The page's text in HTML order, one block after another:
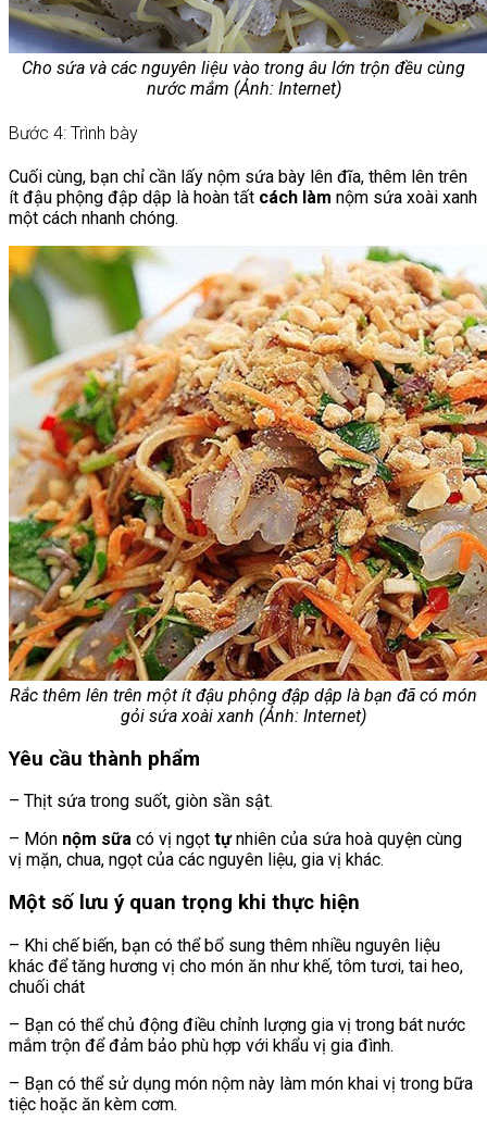
Cho sứa và các nguyên liệu vào trong âu lớn trộn đều cùng
nước mắm (Ảnh: Internet)
Bước 4: Trình bày
Cuối cùng, bạn chỉ cần lấy nộm sứa bày lên đĩa, thêm lên trên
ít đậu phộng đập dập là hoàn tất cách làm nộm sứa xoài xanh
một cách nhanh chóng.
Rắc thêm lên trên một ít đậu phộng đập dập là bạn đã có món
gỏi sứa xoài xanh (Ảnh: Internet)
Yêu cầu thành phẩm
– Thịt sứa trong suốt, giòn sần sật.
– Món nộm sữa có vị ngọt tựnhiên của sứa hoà quyện cùng
vị mặn, chua, ngọt của các nguyên liệu, gia vị khác.
Một số lưu ý quan trọng khi thực hiện
– Khi chế biến, bạn có thể bổ sung thêm nhiều nguyên liệu
khác để tăng hương vị cho món ăn như khế, tôm tươi, tai heo,
chuối chát
– Bạn có thể chủ động điều chỉnh lượng gia vị trong bát nước
mắm trộn để đảm bảo phù hợp với khẩu vị gia đình.
– Bạn có thể sử dụng món nộm này làm món khai vị trong bữa
tiệc hoặc ăn kèm cơm.